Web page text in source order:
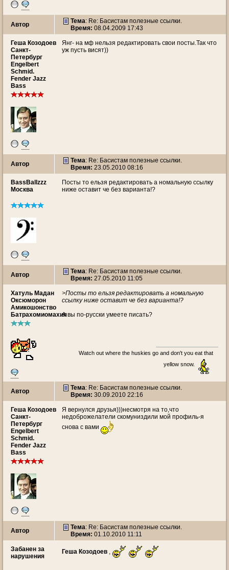
Автор Тема: Re: Басистам полезные ссылки.
Время: 08.04.2009 17:43
Геша Козодоев
Санкт-
Петербург
Engelbert
Schmid.
Fender Jazz
Bass
Янг- на мф нельзя редактировать свои посты.Так что
уж пусть висят))
Автор Тема: Re: Басистам полезные ссылки.
Время: 23.05.2010 08:16
BassBallzzz
Москва
Посты то ельзя редактировать а номальную ссылку
ниже оставит че без варианта!?
Автор Тема: Re: Басистам полезные ссылки.
Время: 27.05.2010 11:05
Хатуль Мадан
Оксюморон
Амикошонство
Батрахомиомахия
>Посты то ельзя редактировать а номальную
ссылку ниже оставит че без варианта!?
А вы по-русски умеете писать?
Watch out where the huskies go and don't you eat that
yellow snow.
Автор Тема: Re: Басистам полезные ссылки.
Время: 30.09.2010 22:16
Геша Козодоев
Санкт-
Петербург
Engelbert
Schmid.
Fender Jazz
Bass
Я вернулся друзья)))несмотря на то,что
недоброжелатели скомуниздили мой профиль-я
снова с вами
Автор Тема: Re: Басистам полезные ссылки.
Время: 01.10.2010 11:11
Забанен за
нарушения
Геша Козодоев